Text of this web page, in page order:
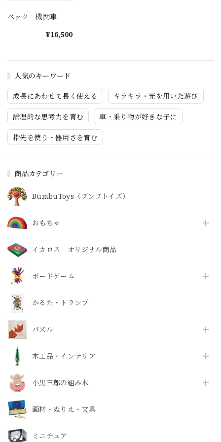
人気のキーワード
成長にあわせて長く使える キラキラ・光を用いた遊び
論理的な思考力を育む 車・乗り物が好きな子に
指先を使う・器用さを育む
商品カテゴリー
BumbuToys（ブンブトイズ）
おもちゃ
イカロス オリジナル商品
ボードゲーム
かるた・トランプ
パズル
木工品・インテリア
小黒三郎の組み木
画材・ぬりえ・文具
ミニチュア
ベック 機関車
¥16,500